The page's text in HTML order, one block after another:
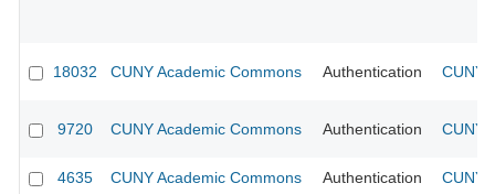
18032 CUNY Academic Commons Authentication CUNY
9720 CUNY Academic Commons Authentication CUNY
4635 CUNY Academic Commons Authentication CUNY